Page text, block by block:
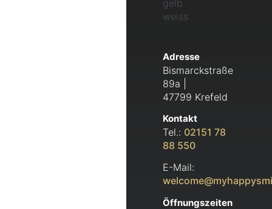
Adresse
Bismarckstraße
89a |
47799 Krefeld
Kontakt
Tel.: 02151 78
88 550
E-Mail:
Öffnungszeiten